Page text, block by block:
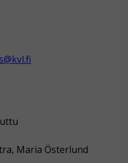
Maria Österlund